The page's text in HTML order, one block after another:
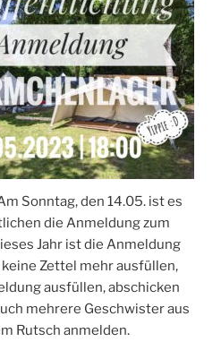
Sonntag, den 14.05. ist es
die Anmeldung zum
Jahr ist die Anmeldung
Zettel mehr ausfüllen,
ausfüllen, abschicken
mehrere Geschwister aus
Rutsch anmelden.